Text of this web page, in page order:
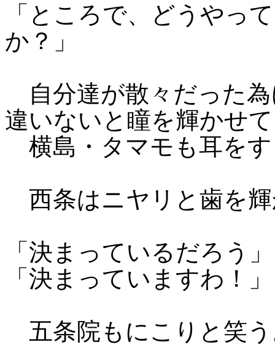
「ところで、どうやっ
か？」
自分達が散々だった
違いないと瞳を輝かせ
横島・タマモも耳を
西条はニヤリと歯を
「決まっているだろう」
「決まっていますわ！」
五条院もにこりと笑